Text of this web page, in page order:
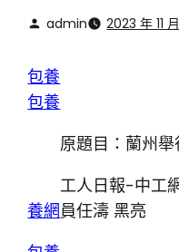
admin 2023 年 11
包養
包養
原題目：蘭州
工人日報-中工
養網員任濤 黑亮